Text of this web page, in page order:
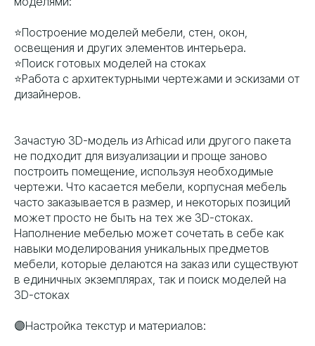
⭐️Построение моделей мебели, стен, окон,
освещения и других элементов интерьера.
⭐️Поиск готовых моделей на стоках
⭐️Работа с архитектурными чертежами и эскизами от
дизайнеров.
Зачастую 3D-модель из Arhicad или другого пакета
не подходит для визуализации и проще заново
построить помещение, используя необходимые
чертежи. Что касается мебели, корпусная мебель
часто заказывается в размер, и некоторых позиций
может просто не быть на тех же 3D-стоках.
Наполнение мебелью может сочетать в себе как
навыки моделирования уникальных предметов
мебели, которые делаются на заказ или существуют
в единичных экземплярах, так и поиск моделей на
3D-стоках
🟣Настройка текстур и материалов: